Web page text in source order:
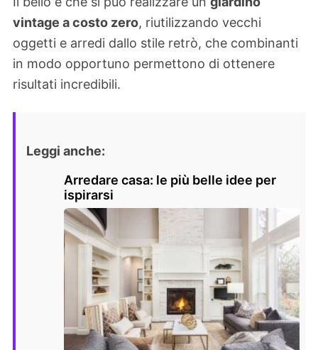
vintage a costo zero, riutilizzando vecchi
oggetti e arredi dallo stile retrò, che combinanti
in modo opportuno permettono di ottenere
risultati incredibili.
Leggi anche:
Arredare casa: le più belle idee per
ispirarsi